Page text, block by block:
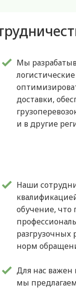
Мы
доставки,
и в другие
Наши
обучение, что
разгрузочных
норм
Для нас
мы